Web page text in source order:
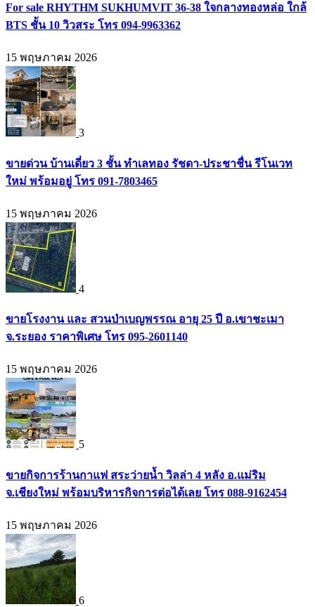
For sale RHYTHM SUKHUMVIT 36-38 ใจกลางทองหล่อ ใกล้
BTS ชั้น 10 วิวสระ โทร 094-9963362
15 พฤษภาคม 2026
3
ขายด่วน บ้านเดี่ยว 3 ชั้น ทำเลทอง รัชดา-ประชาชื่น รีโนเวท
ใหม่ พร้อมอยู่ โทร 091-7803465
15 พฤษภาคม 2026
4
ขายโรงงาน และ สวนป่าเบญพรรณ อายุ 25 ปี อ.เขาชะเมา
จ.ระยอง ราคาพิเศษ โทร 095-2601140
15 พฤษภาคม 2026
5
ขายกิจการร้านกาแฟ สระว่ายน้ำ วิลล่า 4 หลัง อ.แม่ริม
จ.เชียงใหม่ พร้อมบริหารกิจการต่อได้เลย โทร 088-9162454
15 พฤษภาคม 2026
6